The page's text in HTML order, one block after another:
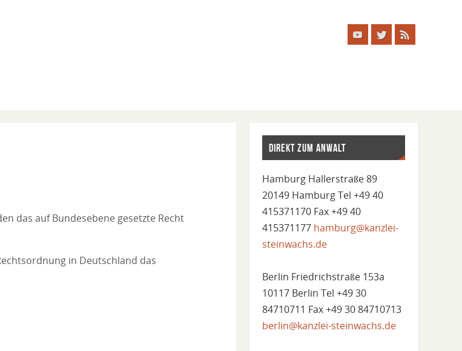
das auf Bundesebene gesetzte Recht
in Deutschland das
DIREKT ZUM ANWALT
Hamburg Hallerstraße 89
20149 Hamburg Tel +49 40
415371170 Fax +49 40
415371177 hamburg@kanzlei-
steinwachs.de
Berlin Friedrichstraße 153a
10117 Berlin Tel +49 30
84710711 Fax +49 30 84710713
berlin@kanzlei-steinwachs.de